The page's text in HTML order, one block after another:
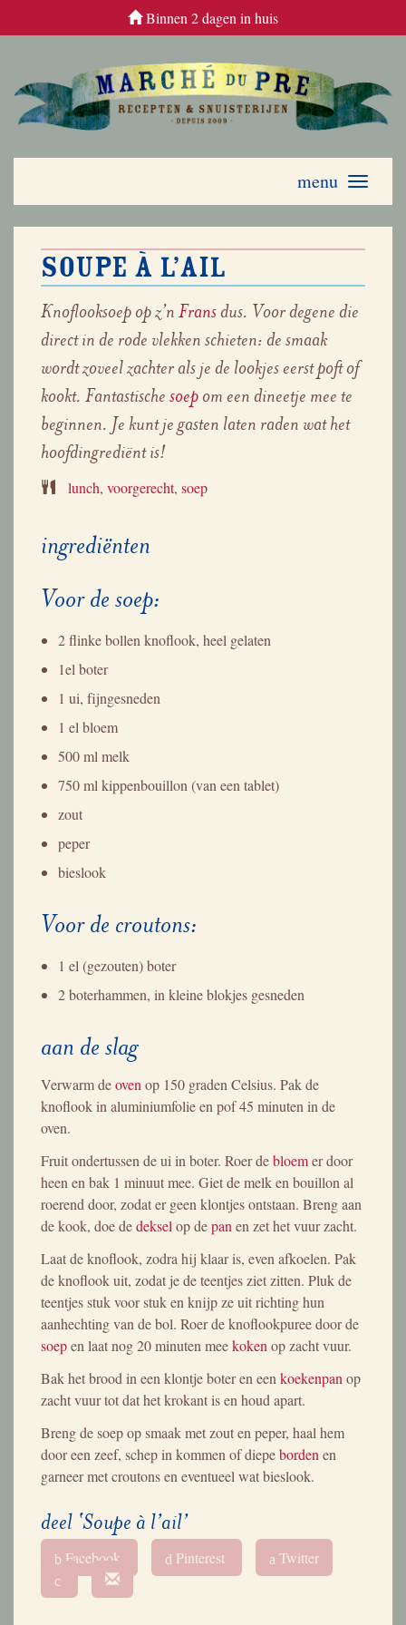
Binnen 2 dagen in huis
Toggle
menu
Soupe à l’ail
Knoflooksoep op z’nFransdus. Voor degene die
direct in de rode vlekken schieten: de smaak
wordt zoveel zachter als je de lookjes eerst poft of
kookt. Fantastischesoepom een dineetje mee te
beginnen. Je kunt je gasten laten raden wat het
hoofdingrediënt is!
lunch, voorgerecht, soep
ingrediënten
Voor de soep:
2 flinke bollen knoflook, heel gelaten
1el boter
1 ui, fijngesneden
1 el bloem
500 ml melk
750 ml kippenbouillon (van een tablet)
zout
peper
bieslook
Voor de croutons:
1 el (gezouten) boter
2 boterhammen, in kleine blokjes gesneden
aan de slag
Verwarm deoven op 150 graden Celsius. Pak de
knoflook in aluminiumfolie en pof 45 minuten in de
oven.
Fruit ondertussen de ui in boter. Roer debloemer door
heen en bak 1 minuut mee. Giet de melk en bouillon al
roerend door, zodat er geen klontjes ontstaan. Breng aan
de kook, doe dedeksel op depan en zet het vuur zacht.
Laat de knoflook, zodra hij klaar is, even afkoelen. Pak
de knoflook uit, zodat je de teentjes ziet zitten. Pluk de
teentjes stuk voor stuk en knijp ze uit richting hun
aanhechting van de bol. Roer de knoflookpuree door de
soepen laat nog 20 minuten meekoken op zacht vuur.
Bak het brood in een klontje boter en een koekenpan op
zacht vuur tot dat het krokant is en houd apart.
Breng de soep op smaak met zout en peper, haal hem
door een zeef, schep in kommen of diepeborden en
garneer met croutons en eventueel wat bieslook.
deel ‘Soupe à l’ail’
b Facebook d Pinterest a Twitter
c